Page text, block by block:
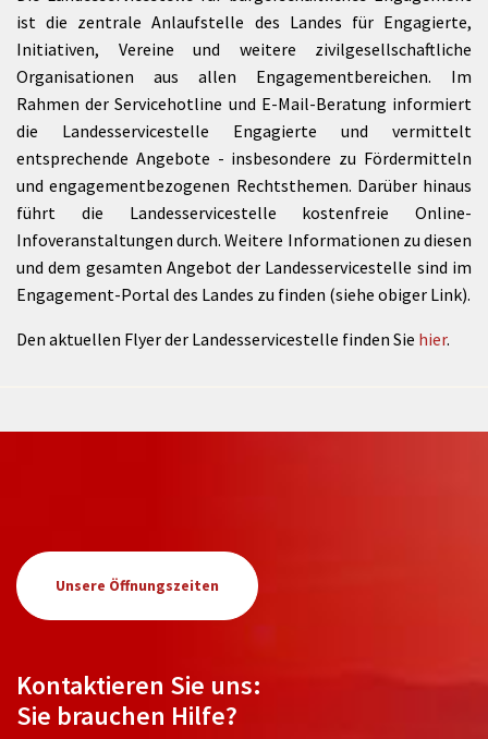
ist die zentrale Anlaufstelle des Landes für Engagierte,
Initiativen, Vereine und weitere zivilgesellschaftliche
Organisationen aus allen Engagementbereichen. Im
Rahmen der Servicehotline und E-Mail-Beratung informiert
die Landesservicestelle Engagierte und vermittelt
entsprechende Angebote - insbesondere zu Fördermitteln
und engagementbezogenen Rechtsthemen. Darüber hinaus
führt die Landesservicestelle kostenfreie Online-
Infoveranstaltungen durch. Weitere Informationen zu diesen
und dem gesamten Angebot der Landesservicestelle sind im
Engagement-Portal des Landes zu finden (siehe obiger Link).
Den aktuellen Flyer der Landesservicestelle finden Sie hier.
Unsere Öffnungszeiten
Kontaktieren Sie uns:
Sie brauchen Hilfe?